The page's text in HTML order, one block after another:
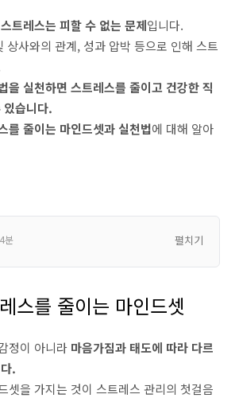
트레스는 피할 수 없는 문제입니다.
상사와의 관계, 성과 압박 등으로 인해 스트
을 실천하면 스트레스를 줄이고 건강한 직
있습니다.
를 줄이는 마인드셋과 실천법에 대해 알아
분 펼치기
스를 줄이는 마인드셋
정이 아니라 마음가짐과 태도에 따라 다르
.
셋을 가지는 것이 스트레스 관리의 첫걸음